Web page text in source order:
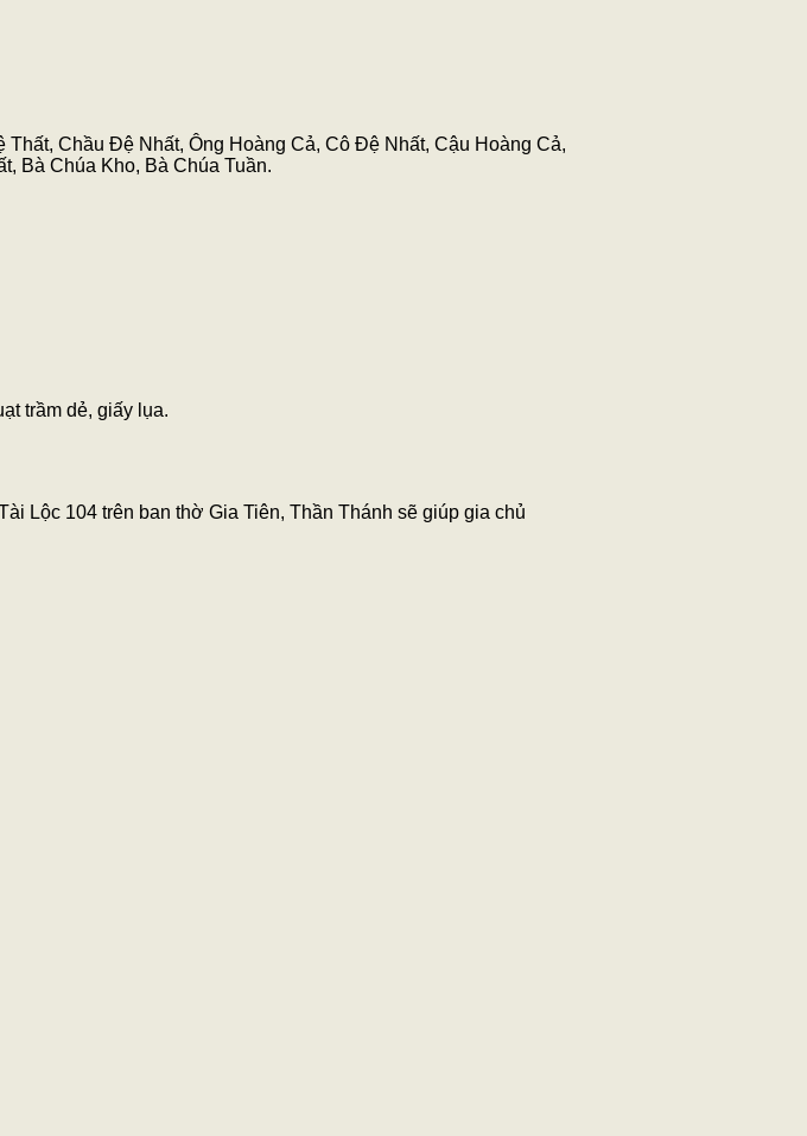
Chầu Đệ Nhất, Ông Hoàng Cả, Cô Đệ Nhất, Cậu Hoàng Cả,
Bà Chúa Kho, Bà Chúa Tuần.
trầm dẻ, giấy lụa.
Lộc 104 trên ban thờ Gia Tiên, Thần Thánh sẽ giúp gia chủ